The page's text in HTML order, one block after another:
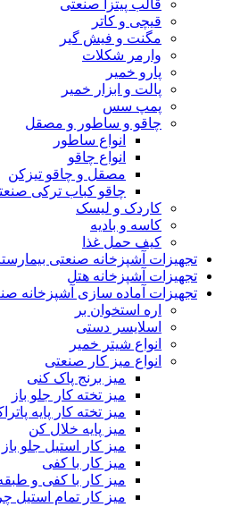
قالب پیتزا صنعتی
قیچی و کاتر
مگنت و فیش گیر
وارمر شکلات
پارو خمیر
پالت و ابزار خمیر
پمپ سس
چاقو و ساطور و مصقل
انواع ساطور
انواع چاقو
مصقل و چاقو تیزکن
چاقو کباب ترکی
کاردک و لیسک
کاسه و بادیه
کیف حمل غذا
تجهیزات آشپزخانه صنعتی
تجهیزات آشپزخانه هتل
تجهیزات آماده سازی آشپزخانه
اره استخوان بر
اسلایسر دستی
انواع شیتر خمیر
انواع میز کار صنعتی
میز برنج پاک کنی
میز تخته کار جلو باز
میز تخته کار پایه
میز پایه خلال کن
میز کار استیل جلو باز
میز کار با کفی
میز کار با کفی و
میز کار تمام استیل